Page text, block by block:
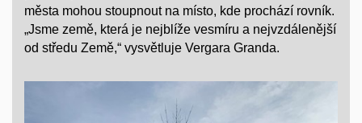
města mohou stoupnout na místo, kde prochází rovník.
„Jsme země, která je nejblíže vesmíru a nejvzdálenější
od středu Země,“ vysvětluje Vergara Granda.